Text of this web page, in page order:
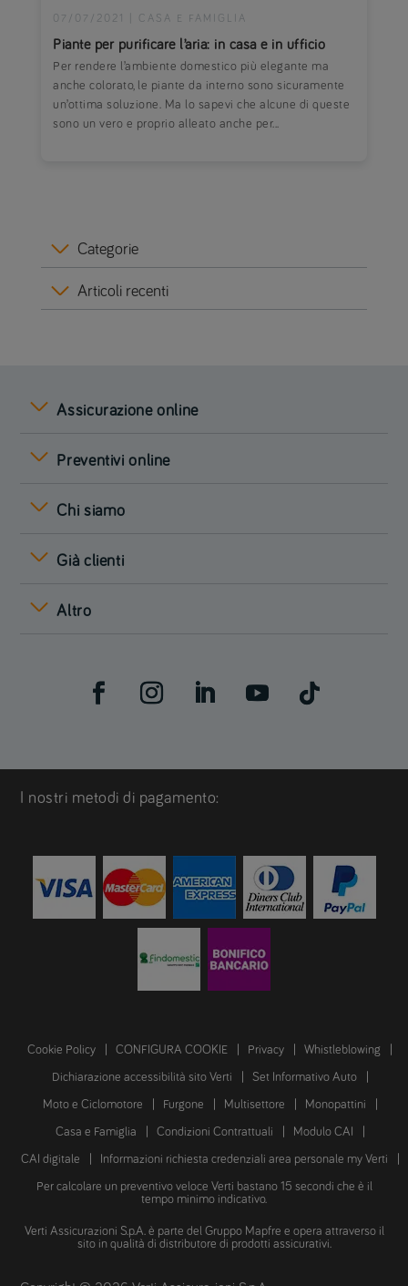
Piante per purificare l’aria: in casa e in ufficio
07/07/2021 CASA E FAMIGLIA
Per rendere l’ambiente domestico più elegante ma
anche colorato, le piante da interno sono sicuramente
un’ottima soluzione. Ma lo sapevi che alcune di queste
sono un vero e proprio alleato anche per...
Categorie
Articoli recenti
Assicurazione online
Preventivi online
Chi siamo
Già clienti
Altro
I nostri metodi di pagamento:
Cookie Policy CONFIGURA COOKIE Privacy Whistleblowing
Dichiarazione accessibilità sito Verti Set Informativo Auto
Moto e Ciclomotore Furgone Multisettore Monopattini
Casa e Famiglia Condizioni Contrattuali Modulo CAI
CAI digitale Informazioni richiesta credenziali area personale my Verti
Per calcolare un preventivo veloce Verti bastano 15 secondi che è il
tempo minimo indicativo.
Verti Assicurazioni S.p.A. è parte del Gruppo Mapfre e opera attraverso il
sito in qualità di distributore di prodotti assicurativi.